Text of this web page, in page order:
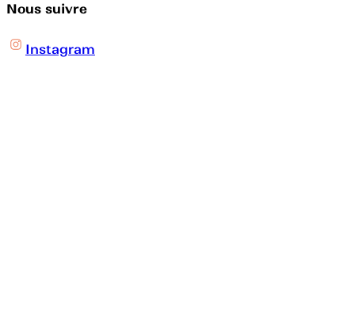
Nous suivre
Instagram